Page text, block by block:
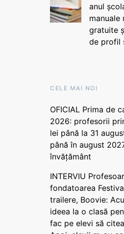
anul
manuale
gratuite
de profil
CELE MAI NOI
OFICIAL Prima de
2026: profesorii
lei până la 31
până în august
învățământ
INTERVIU
fondatoarea
trailere, Boovie:
ideea la o clasă
fac pe elevi să